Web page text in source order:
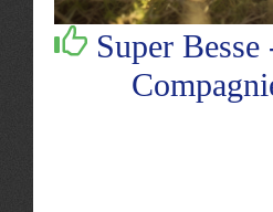
Super